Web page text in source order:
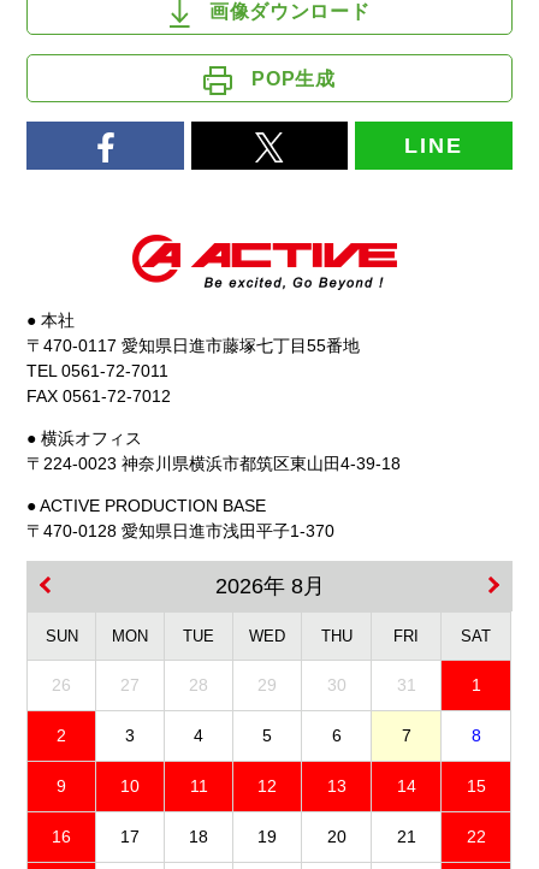
画像ダウンロード
POP生成
LINE
● 本社
〒470-0117 愛知県日進市藤塚七丁目55番地
TEL 0561-72-7011
FAX 0561-72-7012
● 横浜オフィス
〒224-0023 神奈川県横浜市都筑区東山田4-39-18
● ACTIVE PRODUCTION BASE
〒470-0128 愛知県日進市浅田平子1-370
2026年 8月
SUN MON TUE WED THU FRI SAT
26 27 28 29 30 31 1
2 3 4 5 6 7 8
9 10 11 12 13 14 15
16 17 18 19 20 21 22